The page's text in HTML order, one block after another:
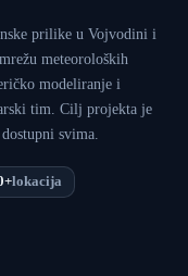
prilike u Vojvodini i
meteoroloških
modeliranje i
tim. Cilj projekta je
svima.
lokacija